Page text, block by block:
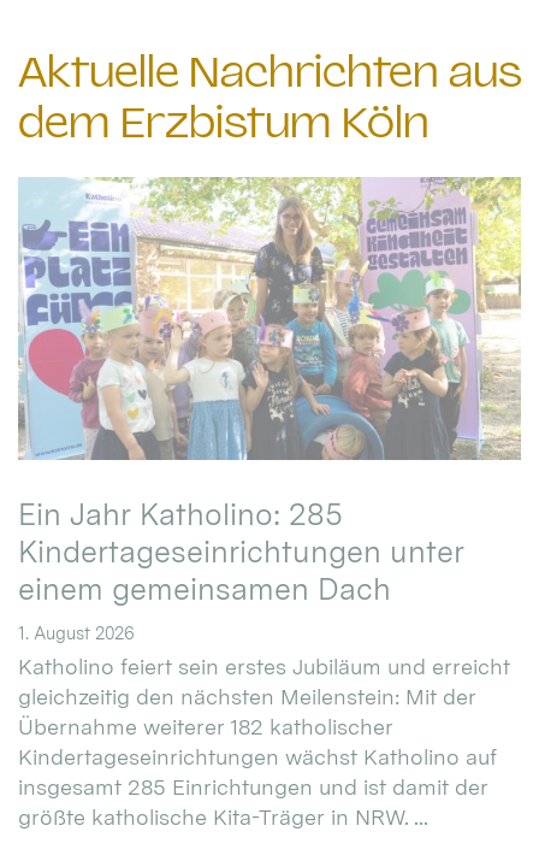
Aktuelle Nachrichten aus
dem Erzbistum Köln
Ein Jahr Katholino: 285
Kindertageseinrichtungen unter
einem gemeinsamen Dach
1. August 2026
Katholino feiert sein erstes Jubiläum und erreicht
gleichzeitig den nächsten Meilenstein: Mit der
Übernahme weiterer 182 katholischer
Kindertageseinrichtungen wächst Katholino auf
insgesamt 285 Einrichtungen und ist damit der
größte katholische Kita-Träger in NRW. ...